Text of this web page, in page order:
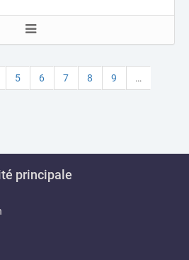
5 6 7 8 9 …
principale